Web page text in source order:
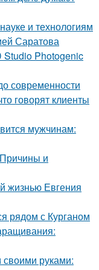
и технологиям
Саратова
Photogenic
современности
говорят клиенты
мужчинам:
и
жизнью Евгения
рядом с Курганом
своими руками: